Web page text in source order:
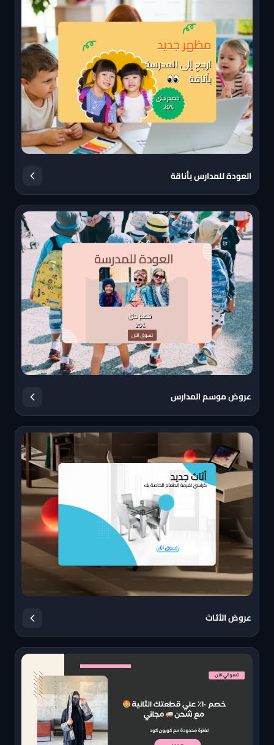
العودة للمدارس بأناقة
عروض موسم المدارس
عروض الأثاث